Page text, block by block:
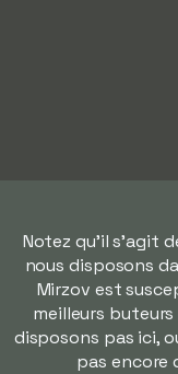
Notez qu'il s'agit
nous disposons
Mirzov est
meilleurs
disposons pas ici,
pas encore